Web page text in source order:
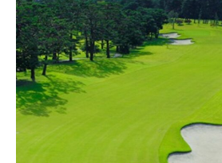
un
campo
leggendario
in
Giappone